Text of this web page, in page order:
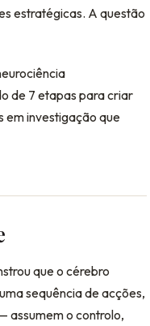
estratégicas. A questão
de 7 etapas para criar
em investigação que
que o cérebro
sequência de acções,
assumem o controlo,